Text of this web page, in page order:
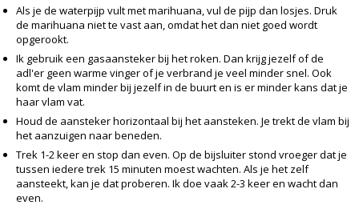
Als je de waterpijp vult met marihuana, vul de pijp dan losjes. Druk
de marihuana niet te vast aan, omdat het dan niet goed wordt
opgerookt.
Ik gebruik een gasaansteker bij het roken. Dan krijg jezelf of de
adl'er geen warme vinger of je verbrand je veel minder snel. Ook
komt de vlam minder bij jezelf in de buurt en is er minder kans dat je
haar vlam vat.
Houd de aansteker horizontaal bij het aansteken. Je trekt de vlam bij
het aanzuigen naar beneden.
Trek 1-2 keer en stop dan even. Op de bijsluiter stond vroeger dat je
tussen iedere trek 15 minuten moest wachten. Als je het zelf
aansteekt, kan je dat proberen. Ik doe vaak 2-3 keer en wacht dan
even.